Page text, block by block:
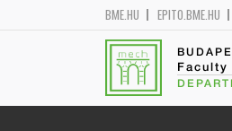
BME.HU EPITO.BME.HU